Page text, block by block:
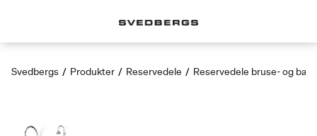
Svedbergs / Produkter / Reservedele / Reservedele bruse- og